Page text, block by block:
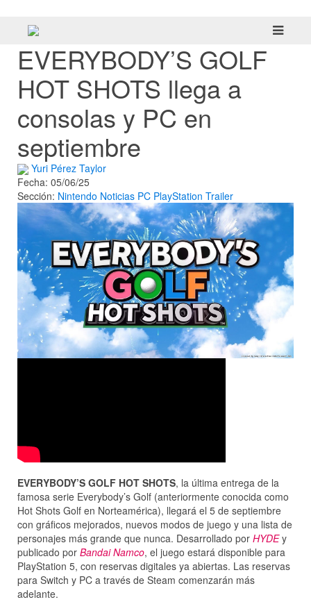
EVERYBODY’S GOLF
HOT SHOTS llega a
consolas y PC en
septiembre
Yuri Pérez Taylor
Fecha: 05/06/25
Sección: Nintendo Noticias PC PlayStation Trailer
EVERYBODY’S GOLF HOT SHOTS, la última entrega de la
famosa serie Everybody’s Golf (anteriormente conocida como
Hot Shots Golf en Norteamérica), llegará el 5 de septiembre
con gráficos mejorados, nuevos modos de juego y una lista de
personajes más grande que nunca. Desarrollado por HYDEy
publicado por Bandai Namco, el juego estará disponible para
PlayStation 5, con reservas digitales ya abiertas. Las reservas
para Switch y PC a través de Steam comenzarán más
adelante.